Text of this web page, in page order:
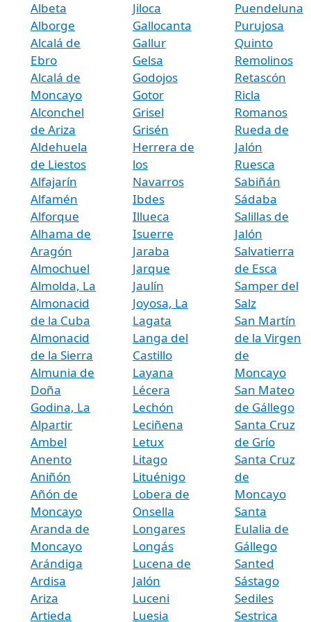
Albeta
Alborge
Alcalá de
Ebro
Alcalá de
Moncayo
Alconchel
de Ariza
Aldehuela
de Liestos
Alfajarín
Alfamén
Alforque
Alhama de
Aragón
Almochuel
Almolda, La
Almonacid
de la Cuba
Almonacid
de la Sierra
Almunia de
Doña
Godina, La
Alpartir
Ambel
Anento
Aniñón
Añón de
Moncayo
Aranda de
Moncayo
Arándiga
Ardisa
Ariza
Artieda
Jiloca
Gallocanta
Gallur
Gelsa
Godojos
Gotor
Grisel
Grisén
Herrera de
los
Navarros
Ibdes
Illueca
Isuerre
Jaraba
Jarque
Jaulín
Joyosa, La
Lagata
Langa del
Castillo
Layana
Lécera
Lechón
Leciñena
Letux
Litago
Lituénigo
Lobera de
Onsella
Longares
Longás
Lucena de
Jalón
Luceni
Luesia
Puendeluna
Purujosa
Quinto
Remolinos
Retascón
Ricla
Romanos
Rueda de
Jalón
Ruesca
Sabiñán
Sádaba
Salillas de
Jalón
Salvatierra
de Esca
Samper del
Salz
San Martín
de la Virgen
de
Moncayo
San Mateo
de Gállego
Santa Cruz
de Grío
Santa Cruz
de
Moncayo
Santa
Eulalia de
Gállego
Santed
Sástago
Sediles
Sestrica